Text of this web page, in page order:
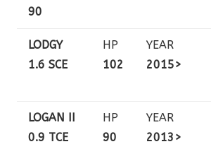
90
LODGY
1.6 SCE
HP
102
YEAR
2015>
LOGAN II
0.9 TCE
HP
90
YEAR
2013>